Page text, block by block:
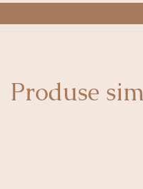
Produse